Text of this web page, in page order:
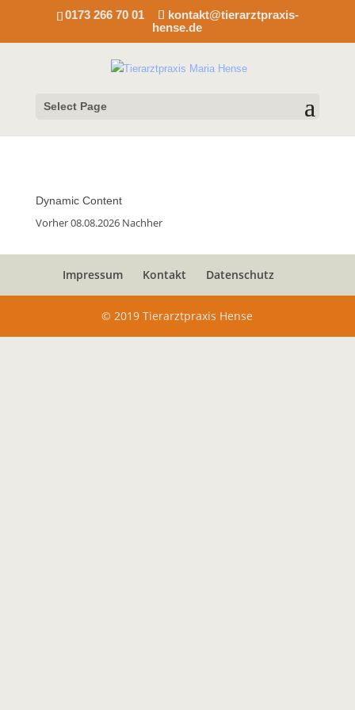
0173 266 70 01
kontakt@tierarztpraxis-
hense.de
Select Page
Dynamic Content
Vorher 08.08.2026 Nachher
Impressum Kontakt Datenschutz
© 2019 Tierarztpraxis Hense